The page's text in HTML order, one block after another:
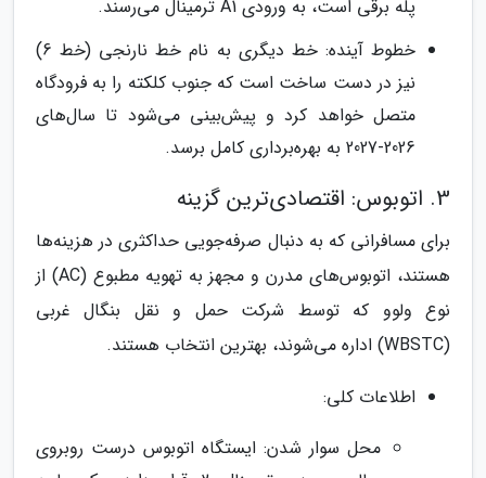
پله برقی است، به ورودی A1 ترمینال می‌رسند.
خطوط آینده: خط دیگری به نام خط نارنجی (خط 6)
نیز در دست ساخت است که جنوب کلکته را به فرودگاه
متصل خواهد کرد و پیش‌بینی می‌شود تا سال‌های
2026-2027 به بهره‌برداری کامل برسد.
3. اتوبوس: اقتصادی‌ترین گزینه
برای مسافرانی که به دنبال صرفه‌جویی حداکثری در هزینه‌ها
هستند، اتوبوس‌های مدرن و مجهز به تهویه مطبوع (AC) از
نوع ولوو که توسط شرکت حمل و نقل بنگال غربی
(WBSTC) اداره می‌شوند، بهترین انتخاب هستند.
اطلاعات کلی:
محل سوار شدن: ایستگاه اتوبوس درست روبروی